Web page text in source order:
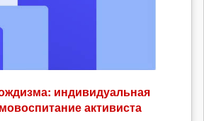
индивидуальная
активиста